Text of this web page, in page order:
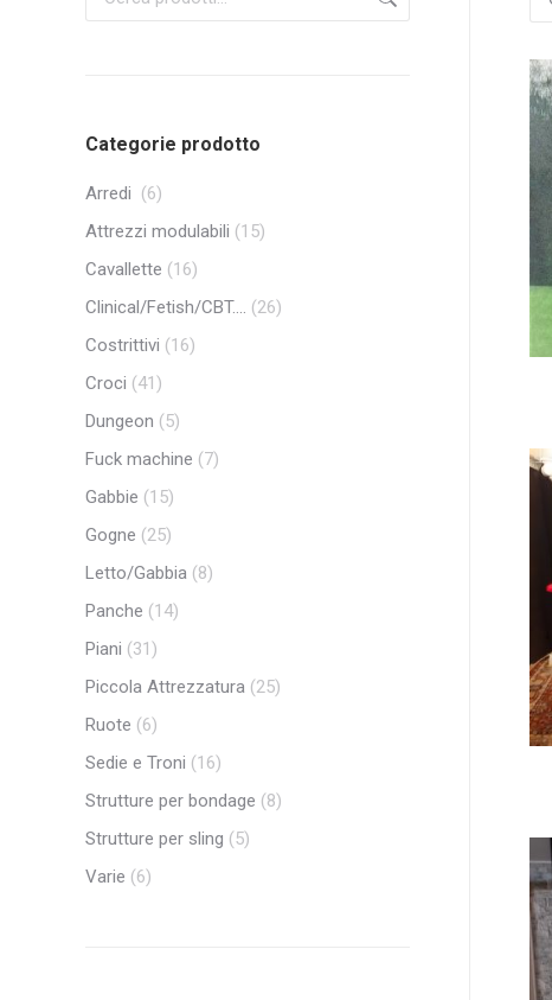
Categorie prodotto
Arredi (6)
Attrezzi modulabili (15)
Cavallette (16)
Clinical/Fetish/CBT.... (26)
Costrittivi (16)
Croci (41)
Dungeon (5)
Fuck machine (7)
Gabbie (15)
Gogne (25)
Letto/Gabbia (8)
Panche (14)
Piani (31)
Piccola Attrezzatura (25)
Ruote (6)
Sedie e Troni (16)
Strutture per bondage (8)
Strutture per sling (5)
Varie (6)